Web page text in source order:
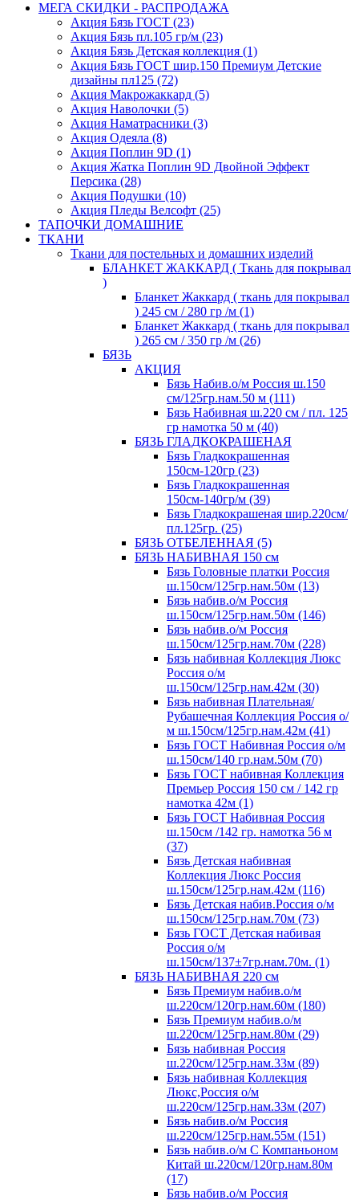
МЕГА СКИДКИ - РАСПРОДАЖА
Акция Бязь ГОСТ (23)
Акция Бязь пл.105 гр/м (23)
Акция Бязь Детская коллекция (1)
Акция Бязь ГОСТ шир.150 Премиум Детские
дизайны пл125 (72)
Акция Макрожаккард (5)
Акция Наволочки (5)
Акция Наматрасники (3)
Акция Одеяла (8)
Акция Поплин 9D (1)
Акция Жатка Поплин 9D Двойной Эффект
Персика (28)
Акция Подушки (10)
Акция Пледы Велсофт (25)
ТАПОЧКИ ДОМАШНИЕ
ТКАНИ
Ткани для постельных и домашних изделий
БЛАНКЕТ ЖАККАРД ( Ткань для покрывал
)
Бланкет Жаккард ( ткань для покрывал
) 245 см / 280 гр /м (1)
Бланкет Жаккард ( ткань для покрывал
) 265 см / 350 гр /м (26)
БЯЗЬ
АКЦИЯ
Бязь Набив.о/м Россия ш.150
см/125гр.нам.50 м (111)
Бязь Набивная ш.220 см / пл. 125
гр намотка 50 м (40)
БЯЗЬ ГЛАДКОКРАШЕНАЯ
Бязь Гладкокрашенная
150см-120гр (23)
Бязь Гладкокрашенная
150см-140гр/м (39)
Бязь Гладкокрашеная шир.220см/
пл.125гр. (25)
БЯЗЬ ОТБЕЛЕННАЯ (5)
БЯЗЬ НАБИВНАЯ 150 см
Бязь Головные платки Россия
ш.150см/125гр.нам.50м (13)
Бязь набив.о/м Россия
ш.150см/125гр.нам.50м (146)
Бязь набив.о/м Россия
ш.150см/125гр.нам.70м (228)
Бязь набивная Коллекция Люкс
Россия о/м
ш.150см/125гр.нам.42м (30)
Бязь набивная Плательная/
Рубашечная Коллекция Россия о/
м ш.150см/125гр.нам.42м (41)
Бязь ГОСТ Набивная Россия о/м
ш.150см/140 гр.нам.50м (70)
Бязь ГОСТ набивная Коллекция
Премьер Россия 150 см / 142 гр
намотка 42м (1)
Бязь ГОСТ Набивная Россия
ш.150см /142 гр. намотка 56 м
(37)
Бязь Детская набивная
Коллекция Люкс Россия
ш.150см/125гр.нам.42м (116)
Бязь Детская набив.Россия о/м
ш.150см/125гр.нам.70м (73)
Бязь ГОСТ Детская набивая
Россия о/м
ш.150см/137±7гр.нам.70м. (1)
БЯЗЬ НАБИВНАЯ 220 см
Бязь Премиум набив.о/м
ш.220см/120гр.нам.60м (180)
Бязь Премиум набив.о/м
ш.220см/125гр.нам.80м (29)
Бязь набивная Россия
ш.220см/125гр.нам.33м (89)
Бязь набивная Коллекция
Люкс,Россия о/м
ш.220см/125гр.нам.33м (207)
Бязь набив.о/м Россия
ш.220см/125гр.нам.55м (151)
Бязь набив.о/м С Компаньоном
Китай ш.220см/120гр.нам.80м
(17)
Бязь набив.о/м Россия